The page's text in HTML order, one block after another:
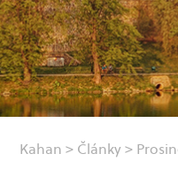
Kahan > Články>